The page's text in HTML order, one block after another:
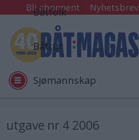
Bli abonnent Nyhetsbrev
Båtfolk
Båttur
Sjømannskap
utgave nr 4 2006